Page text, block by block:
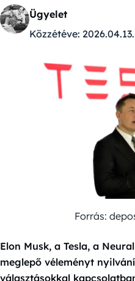
Ügyelet
Közzétéve: 2026.04.13.
Forrás:
Elon Musk, a Tesla, a
meglepő véleményt
választásokkal